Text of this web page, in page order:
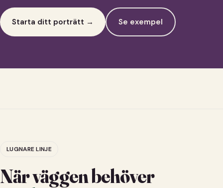
Starta ditt porträtt → Se exempel
LUGNARE LINJE
När väggen behöver